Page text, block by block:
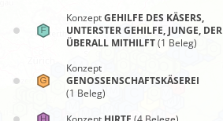
KonzeptGEHILFE DES KÄSERS,
UNTERSTER GEHILFE, JUNGE, DER
ÜBERALL MITHILFT(1 Beleg)
Konzept
GENOSSENSCHAFTSKÄSEREI
(1 Beleg)